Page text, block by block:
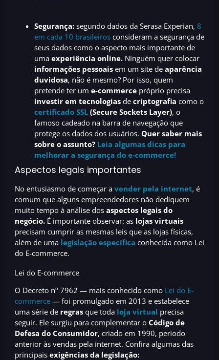
Segurança: segundo dados da Serasa Experian, 8
em cada 10 brasileiros consideram a segurança de
seus dados como o aspecto mais importante de
uma experiência online. Ninguém quer colocar
informações pessoais em um site de aparência
duvidosa, não é mesmo? Por isso, quem
pretende ter um e-commerce próprio precisa
investir em tecnologias de criptografia como o
certificado SSL (Secure Sockets Layer), o
famoso cadeado na barra de navegação que
protege os dados dos usuários. Quer saber mais
sobre o assunto? Leia algumas dicas para
melhorar a segurança do e-commerce!
Aspectos legais importantes
No entusiasmo de começar a vender pela internet, é
comum que alguns empreendedores não dediquem
muito tempo à análise dos aspectos legais do
negócio. É importante observar: as lojas virtuais
precisam cumprir as mesmas leis que as lojas físicas,
além de uma legislação específica conhecida como Lei
do E-commerce.
Lei do E-commerce
O Decreto nº 7962 — mais conhecido como Lei do E-
commerce — foi promulgado em 2013 e estabelece
uma série de regras que toda loja virtual precisa
seguir. Ele surgiu para complementar o Código de
Defesa do Consumidor, criado em 1990, período
anterior às vendas pela internet. Confira algumas das
principais exigências da legislação: